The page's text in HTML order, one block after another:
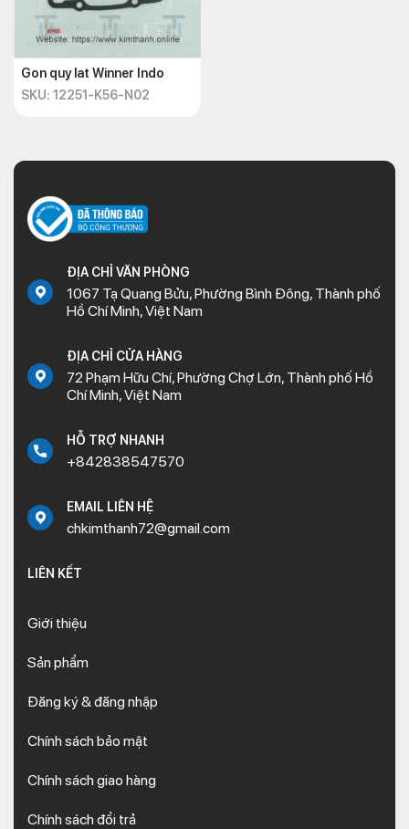
Gon quy lat Winner Indo
SKU: 12251-K56-N02
ĐỊA CHỈ VĂN PHÒNG
1067 Tạ Quang Bửu, Phường Bình Đông, Thành phố
Hồ Chí Minh, Việt Nam
ĐỊA CHỈ CỬA HÀNG
72 Phạm Hữu Chí, Phường Chợ Lớn, Thành phố Hồ
Chí Minh, Việt Nam
HỖ TRỢ NHANH
+842838547570
EMAIL LIÊN HỆ
chkimthanh72@gmail.com
LIÊN KẾT
Giới thiệu
Sản phẩm
Đăng ký & đăng nhập
Chính sách bảo mật
Chính sách giao hàng
Chính sách đổi trả